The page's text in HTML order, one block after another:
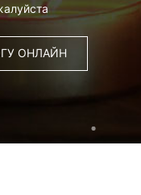
ОНЛАЙН